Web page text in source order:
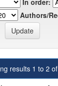
In order:
Authors/
results 1 to 2